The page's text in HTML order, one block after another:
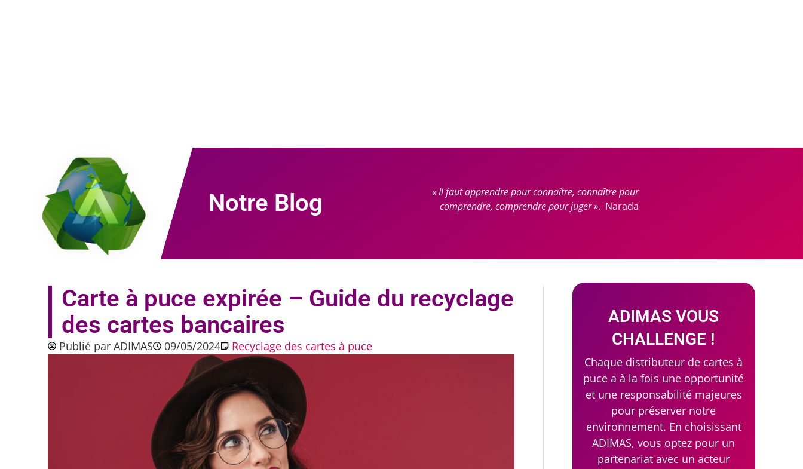
« Il faut apprendre pour connaître, connaître pour
comprendre, comprendre pour juger ». Narada
Notre Blog
Carte à puce expirée – Guide du recyclage
des cartes bancaires
Publié par ADIMAS 09/05/2024 Recyclage des cartes à puce
ADIMAS VOUS
CHALLENGE !
Chaque distributeur de cartes à
puce a à la fois une opportunité
et une responsabilité majeures
pour préserver notre
environnement. En choisissant
ADIMAS, vous optez pour un
partenariat avec un acteur